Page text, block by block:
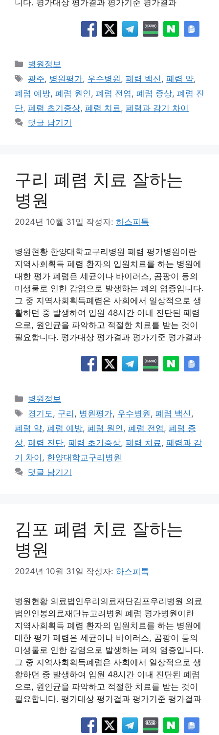
니다. 평가대상 평가결과 평가기준 평가결과
카
테
리
병원정보
태
그
광주, 병원평가, 우수병원,폐렴 백신,폐렴 약,
폐렴 예방, 폐렴 원인, 폐렴 전염, 폐렴 증상, 폐렴 진
단, 폐렴 초기증상, 폐렴 치료, 폐렴과 감기 차이
댓글 남기기
구리 폐렴 치료 잘하는
병원
2024년 10월 31일 작성자: 하스피톡
병원현황 한양대학교구리병원 폐렴 평가병원이란
지역사회획득 폐렴 환자의 입원치료를 하는 병원에
대한 평가 폐렴은 세균이나 바이러스, 곰팡이 등의
미생물로 인한 감염으로 발생하는 폐의 염증입니다.
그 중 지역사회획득폐렴은 사회에서 일상적으로 생
활하던 중 발생하여 입원 48시간 이내 진단된 폐렴
으로, 원인균을 파악하고 적절한 치료를 받는 것이
필요합니다. 평가대상 평가결과 평가기준 평가결과
카
테
리
병원정보
태
그
경기도, 구리 , 병원평가, 우수병원,폐렴 백신,
폐렴 약, 폐렴 예방, 폐렴 원인, 폐렴 전염, 폐렴 증
상, 폐렴 진단, 폐렴 초기증상, 폐렴 치료, 폐렴과 감
기 차이 , 한양대학교구리병원
댓글 남기기
김포 폐렴 치료 잘하는
병원
2024년 10월 31일 작성자: 하스피톡
병원현황 의료법인우리의료재단김포우리병원 의료
법인인봉의료재단뉴고려병원 폐렴 평가병원이란
지역사회획득 폐렴 환자의 입원치료를 하는 병원에
대한 평가 폐렴은 세균이나 바이러스, 곰팡이 등의
미생물로 인한 감염으로 발생하는 폐의 염증입니다.
그 중 지역사회획득폐렴은 사회에서 일상적으로 생
활하던 중 발생하여 입원 48시간 이내 진단된 폐렴
으로, 원인균을 파악하고 적절한 치료를 받는 것이
필요합니다. 평가대상 평가결과 평가기준 평가결과